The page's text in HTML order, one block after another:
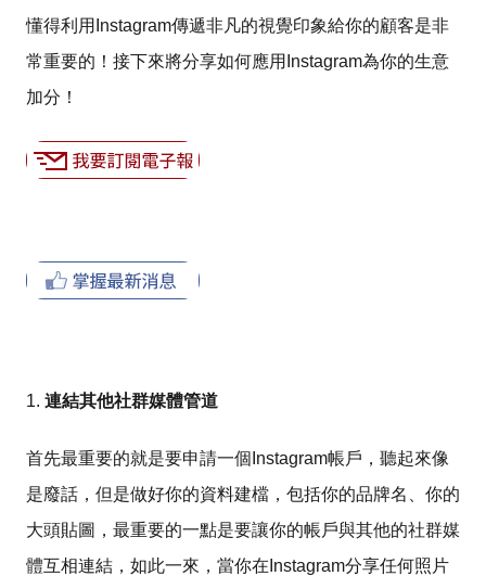
懂得利用 Instagram傳遞非凡的視覺印象給你的顧客是非
常重要的！接下來將分享如何應用 Instagram為你的生意
加分！
1. 連結其他社群媒體管道
首先最重要的就是要申請一個 Instagram帳戶，聽起來像
是廢話，但是做好你的資料建檔，包括你的品牌名、你的
大頭貼圖，最重要的一點是要讓你的帳戶與其他的社群媒
體互相連結，如此一來，當你在Instagram分享任何照片